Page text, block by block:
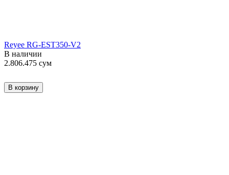
Reyee RG-EST350-V2
В наличии
2.806.475 сум
В корзину